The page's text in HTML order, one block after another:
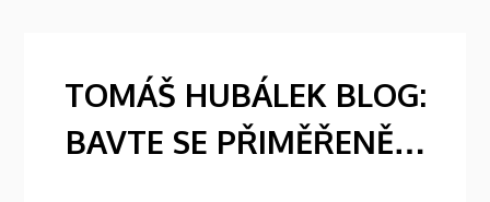
TOMÁŠ HUBÁLEK BLOG:
BAVTE SE PŘIMĚŘENĚ…